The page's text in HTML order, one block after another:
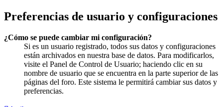
Preferencias de usuario y configuraciones
¿Cómo se puede cambiar mi configuración?
Si es un usuario registrado, todos sus datos y configuraciones
están archivados en nuestra base de datos. Para modificarlos,
visite el Panel de Control de Usuario; haciendo clic en su
nombre de usuario que se encuentra en la parte superior de las
páginas del foro. Este sistema le permitirá cambiar sus datos y
preferencias.